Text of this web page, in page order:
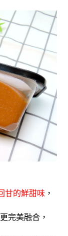
甘的鮮甜味 ，
完美融合，